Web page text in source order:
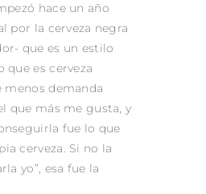
hace un año
por la cerveza negra
que es un estilo
que es cerveza
menos demanda
que más me gusta, y
fue lo que
cerveza. Si no la
yo”, esa fue la